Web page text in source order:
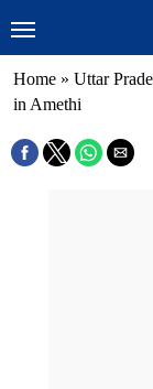
Home » Uttar
in Amethi